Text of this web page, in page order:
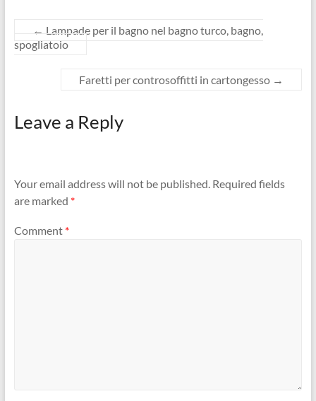
← Lampade per il bagno nel bagno turco, bagno,
spogliatoio
Faretti per controsoffitti in cartongesso →
Leave a Reply
Your email address will not be published. Required fields
are marked *
Comment *